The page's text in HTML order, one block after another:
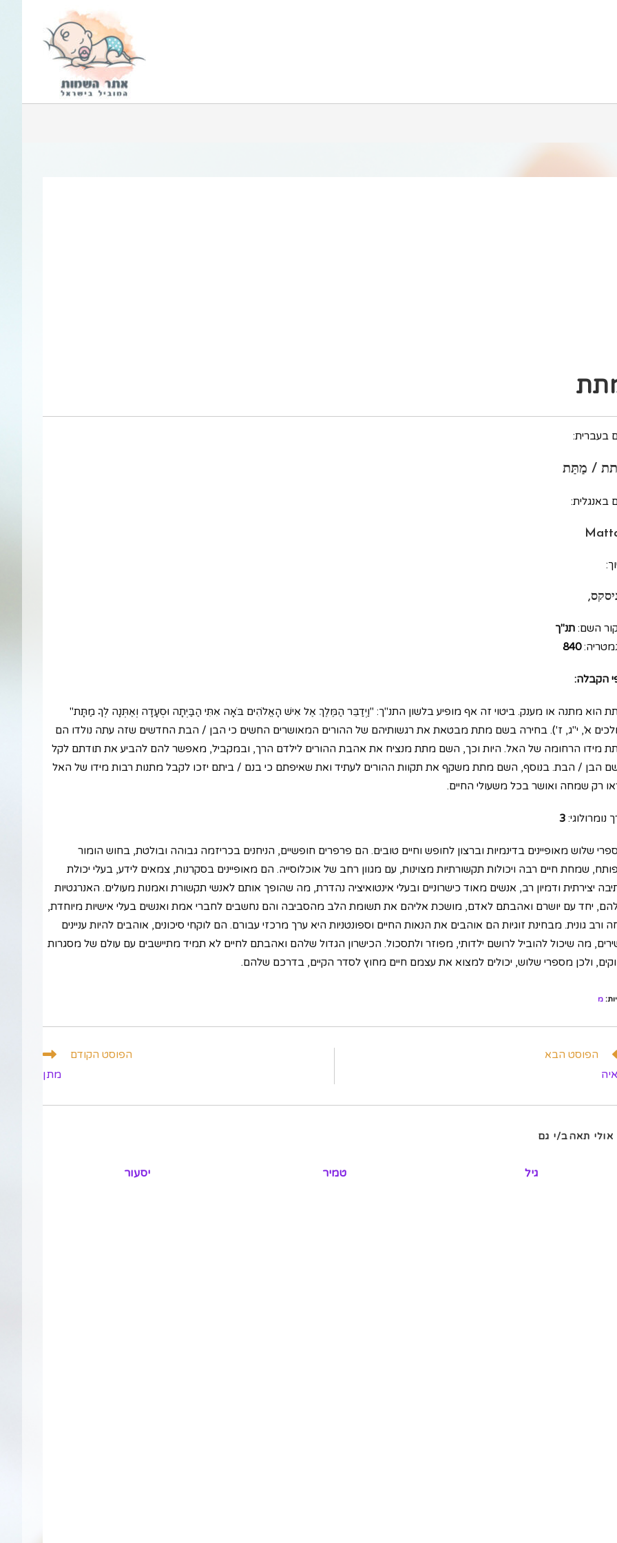
בעברית:
/ מַתַּת
באנגלית:
השם: תנ"ך
840
הקבלה:
הוא מתנה או מענק. ביטוי זה אף מופיע בלשון התנ"ך: "וַיְדַבֵּר הַמֶּלֶךְ אֶל אִישׁ הָאֱלֹהִים בֹּאָה אִתִּי הַבַּיְתָה וּסְעָדָה וְאֶתְּנָה לְךָ מַתָּת"
א', י"ג, ז'). בחירה בשם מתת מבטאת את רגשותיהם של ההורים המאושרים החשים כי הבן / הבת החדשים שזה עתה נולדו הם
מידו הרחומה של האל. היות וכך, השם מתת מנציח את אהבת ההורים לילדם הרך, ובמקביל, מאפשר להם להביע את תודתם לקל
הבן / הבת. בנוסף, השם מתת משקף את תקוות ההורים לעתיד ואת שאיפתם כי בנם / ביתם יזכו לקבל מתנות רבות מידו של האל
רק שמחה ואושר בכל משעולי החיים.
נומרולוגי: 3
שלוש מאופיינים בדינמיות וברצון לחופש וחיים טובים. הם פרפרים חופשיים, הניחנים בכריזמה גבוהה ובולטת, בחוש הומור
שמחת חיים רבה ויכולות תקשורתיות מצוינות, עם מגוון רחב של אוכלוסייה. הם מאופיינים בסקרנות, צמאים לידע, בעלי יכולת
יצירתית ודמיון רב, אנשים מאוד כישרוניים ובעלי אינטואיציה נהדרת, מה שהופך אותם לאנשי תקשורת ואמנות מעולים. האנרגטיות
יחד עם יושרם ואהבתם לאדם, מושכת אליהם את תשומת הלב מהסביבה והם נחשבים לחברי אמת ואנשים בעלי אישיות מיוחדת,
ורב גונית. מבחינת זוגיות הם אוהבים את הנאות החיים וספונטניות היא ערך מרכזי עבורם. הם לוקחי סיכונים, אוהבים להיות עניינים
מה שיכול להוביל לרושם ילדותי, מפוזר ולתסכול. הכישרון הגדול שלהם ואהבתם לחיים לא תמיד מתיישבים עם עולם של מסגרות
ולכן מספרי שלוש, יכולים למצוא את עצמם חיים מחוץ לסדר הקיים, בדרכם שלהם.
: מ
הפוסט הקודם
מתן
הפוסט הבא
אולי תאהב/י גם
יסעור טמיר גיל